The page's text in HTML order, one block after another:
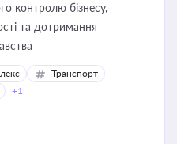
контролю бізнесу,
та дотримання
Транспорт
+1